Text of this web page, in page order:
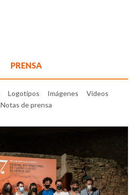
PRENSA
Logotipos Imágenes
Vídeos
Notas de prensa